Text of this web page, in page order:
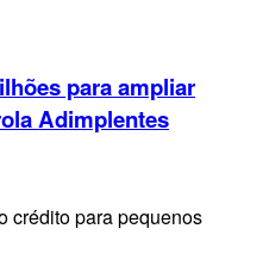
para ampliar
Adimplentes
crédito para pequenos